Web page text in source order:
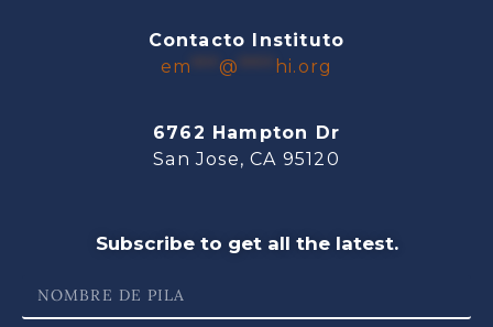
Contacto Instituto
em
@ hi.org
6762 Hampton Dr
San Jose, CA 95120
Subscribe to get all the latest.